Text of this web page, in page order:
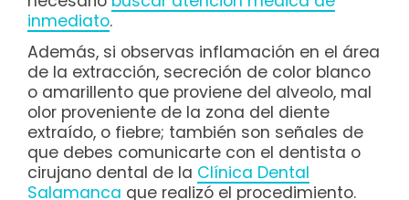
inmediato.
Además, si observas inflamación en el área
de la extracción, secreción de color blanco
o amarillento que proviene del alveolo, mal
olor proveniente de la zona del diente
extraído, o fiebre; también son señales de
que debes comunicarte con el dentista o
cirujano dental de la Clínica Dental
Salamanca que realizó el procedimiento.